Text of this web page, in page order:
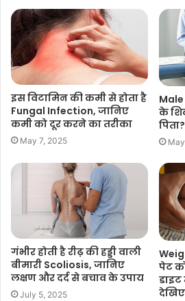
इस विटामिन की कमी से होता है
Fungal Infection, जानिए
कमी को दूर करने का तरीका
May 7, 2025
के
गंभीर होती है रीढ़ की हड्डी वाली
बीमारी Scoliosis, जानिए
लक्षण और दर्द से बचाव के उपाय
July 5, 2025
पेट